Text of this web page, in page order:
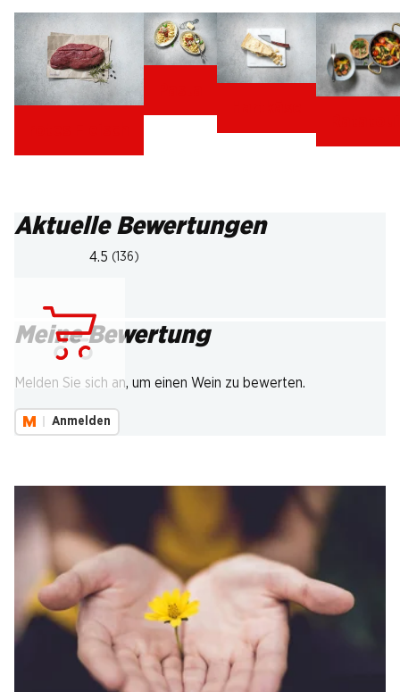
Aktuelle Bewertungen
4.5 (136)
Meine Bewertung
Melden Sie sich an, um einen Wein zu bewerten.
Anmelden